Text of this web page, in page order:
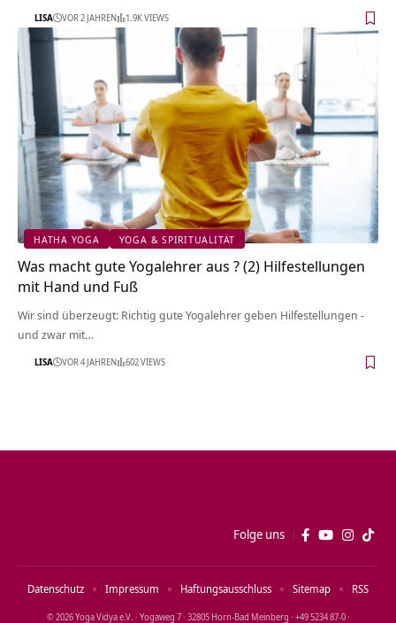
LISA VOR 2 JAHREN 1.9K VIEWS
HATHA YOGA YOGA & SPIRITUALITÄT
Was macht gute Yogalehrer aus ? (2) Hilfestellungen
mit Hand und Fuß
Wir sind überzeugt: Richtig gute Yogalehrer geben Hilfestellungen -
und zwar mit…
LISA VOR 4 JAHREN 602 VIEWS
Folge uns
© 2026 Yoga Vidya e.V. · Yogaweg 7 · 32805 Horn‑Bad Meinberg · +49 5234 87‑0 ·
Datenschutz Impressum Haftungsausschluss Sitemap RSS